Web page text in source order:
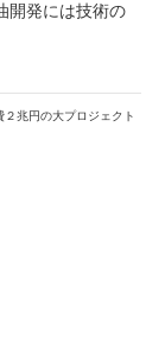
開発には技術の
兆円の大プロジェクト